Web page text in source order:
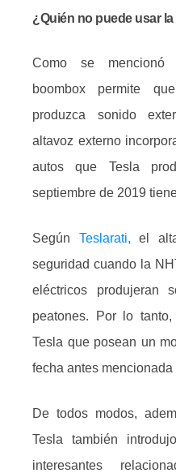
¿Quién no puede usar
Como se mencionó
boombox permite
produzca sonido
altavoz externo
autos que Tesla
septiembre de 2019
Según Teslarati, el
seguridad cuando la
eléctricos produjeran
peatones.
Por lo
Tesla que posean un
fecha antes
De todos modos,
Tesla también
interesantes